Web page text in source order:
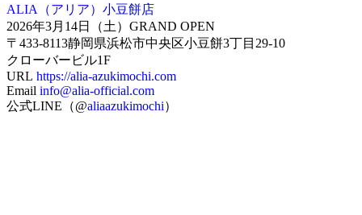
ALIA（アリア）小豆餅店
2026年3月14日（土）GRAND OPEN
〒433-8113静岡県浜松市中央区小豆餅3丁目29-10
クローバービル1F
URL https://alia-azukimochi.com
Email info@alia-official.com
公式LINE（@aliaazukimochi）